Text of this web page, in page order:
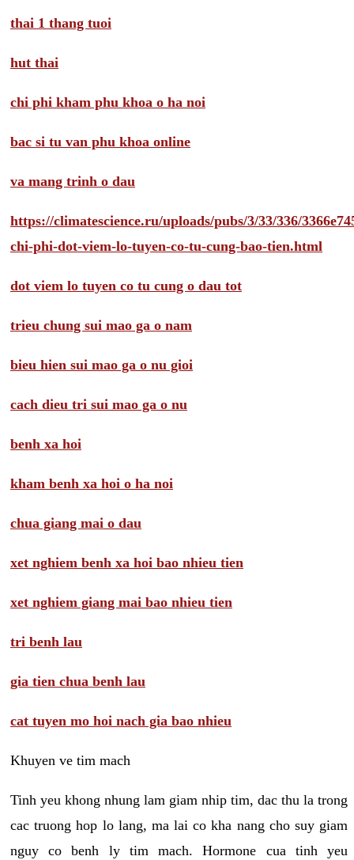
thai 1 thang tuoi
hut thai
chi phi kham phu khoa o ha noi
bac si tu van phu khoa online
va mang trinh o dau
https://climatescience.ru/uploads/pubs/3/33/336/
chi-phi-dot-viem-lo-tuyen-co-tu-cung-bao-tien.html
dot viem lo tuyen co tu cung o dau tot
trieu chung sui mao ga o nam
bieu hien sui mao ga o nu gioi
cach dieu tri sui mao ga o nu
benh xa hoi
kham benh xa hoi o ha noi
chua giang mai o dau
xet nghiem benh xa hoi bao nhieu tien
xet nghiem giang mai bao nhieu tien
tri benh lau
gia tien chua benh lau
cat tuyen mo hoi nach gia bao nhieu
Khuyen ve tim mach
Tinh yeu khong nhung lam giam nhip tim, dac thu la trong
cac truong hop lo lang, ma lai co kha nang cho suy giam
nguy co benh ly tim mach. Hormone cua tinh yeu